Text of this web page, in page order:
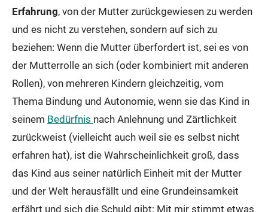
Erfahrung, von der Mutter zurückgewiesen zu werden
und es nicht zu verstehen, sondern auf sich zu
beziehen: Wenn die Mutter überfordert ist, sei es von
der Mutterrolle an sich (oder kombiniert mit anderen
Rollen), von mehreren Kindern gleichzeitig, vom
Thema Bindung und Autonomie, wenn sie das Kind in
seinem Bedürfnis nach Anlehnung und Zärtlichkeit
zurückweist (vielleicht auch weil sie es selbst nicht
erfahren hat), ist die Wahrscheinlichkeit groß, dass
das Kind aus seiner natürlich Einheit mit der Mutter
und der Welt herausfällt und eine Grundeinsamkeit
erfährt und sich die Schuld gibt: Mit mir stimmt etwas